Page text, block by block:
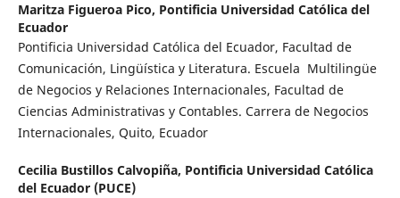
Maritza Figueroa Pico, Pontificia Universidad Católica del
Ecuador
Pontificia Universidad Católica del Ecuador, Facultad de
Comunicación, Lingüística y Literatura. Escuela Multilingüe
de Negocios y Relaciones Internacionales, Facultad de
Ciencias Administrativas y Contables. Carrera de Negocios
Internacionales, Quito, Ecuador
Cecilia Bustillos Calvopiña, Pontificia Universidad Católica
del Ecuador (PUCE)